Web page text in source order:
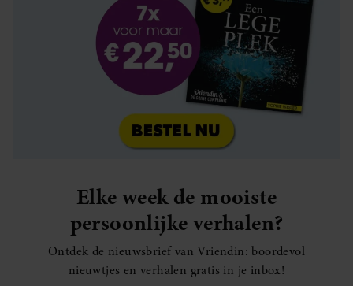
Elke week de mooiste
persoonlijke verhalen?
Ontdek de nieuwsbrief van Vriendin: boordevol
nieuwtjes en verhalen gratis in je inbox!